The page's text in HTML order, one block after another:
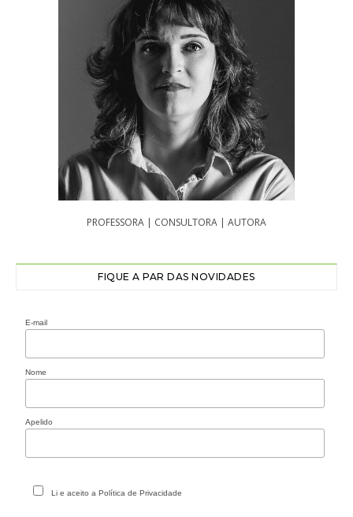
PROFESSORA | CONSULTORA | AUTORA
FIQUE A PAR DAS NOVIDADES
E-mail
Nome
Apelido
Li e aceito a Política de Privacidade